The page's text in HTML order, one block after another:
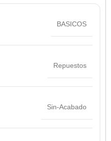
BASICOS
Repuestos
Sin-Acabado